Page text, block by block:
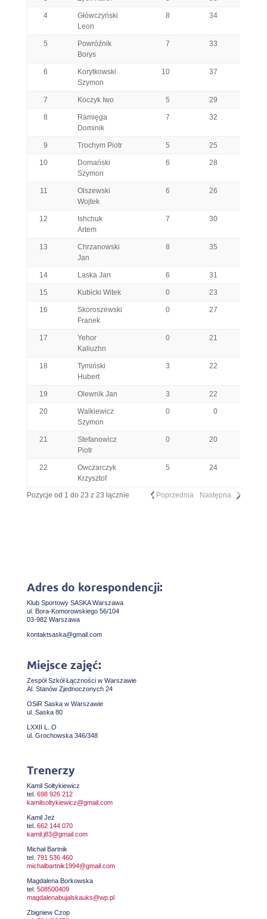
4
Główczyński
Leon
8 34
5
Powróźnik
Borys
7 33
6
Korytkowski
Szymon
10 37
7 Koczyk Iwo 5 29
8
Ramięga
Dominik
7 32
9 Trochym Piotr 5 25
10
Domański
Szymon
6 28
11
Olszewski
Wojtek
6 26
12
Ishchuk
Artem
7 30
13
Chrzanowski
Jan
8 35
14 Laska Jan 6 31
15 Kubicki Witek 0 23
16
Skoroszewski
Franek
0 27
17
Yehor
Kaliuzhn
0 21
18
Tymiński
Hubert
3 22
19 Olewnik Jan 3 22
20
Walkiewicz
Szymon
0 0
21
Stefanowicz
Piotr
0 20
22
Owczarczyk
Krzysztof
5 24
Pozycje od 1 do 23 z 23 łącznie Poprzednia Następna
Adres do korespondencji:
Klub Sportowy SASKA Warszawa
ul. Bora-Komorowskiego 56/104
03-982 Warszawa
kontaktsaska@gmail.com
Miejsce zajęć:
Zespół Szkół Łączności w Warszawie
Al. Stanów Zjednoczonych 24
OSiR Saska w Warszawie
ul. Saska 80
LXXII L. O
ul. Grochowska 346/348
Trenerzy
Kamil Sołtykiewicz
tel. 698 926 212
kamilsoltykiewicz@gmail.com
Kamil Jeż
tel. 662 144 070
kamil.j83@gmail.com
Michał Bartnik
tel. 791 536 460
michalbartnik1994@gmail.com
Magdalena Borkowska
tel. 508500409
magdalenabujalskauks@wp.pl
Zbigniew Czop